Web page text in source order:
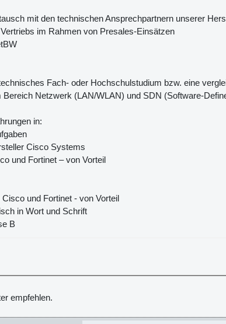
mit den technischen Ansprechpartnern unserer
im Rahmen von Presales-Einsätzen
Fach- oder Hochschulstudium bzw. eine
Bereich Netzwerk (LAN/WLAN) und SDN (Software-
in:
Cisco Systems
und Fortinet – von Vorteil
und Fortinet - von Vorteil
in Wort und Schrift
B
empfehlen.
Verkehr & Logistik -